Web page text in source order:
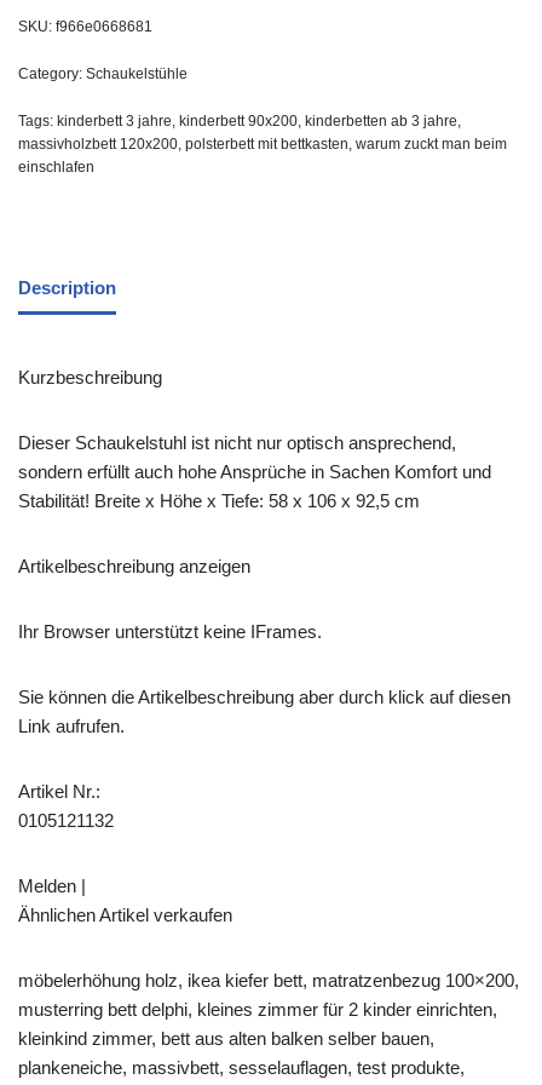
SKU: f966e0668681
Category: Schaukelstühle
Tags: kinderbett 3 jahre, kinderbett 90x200, kinderbetten ab 3 jahre,
massivholzbett 120x200, polsterbett mit bettkasten, warum zuckt man beim
einschlafen
Description
Kurzbeschreibung
Dieser Schaukelstuhl ist nicht nur optisch ansprechend,
sondern erfüllt auch hohe Ansprüche in Sachen Komfort und
Stabilität! Breite x Höhe x Tiefe: 58 x 106 x 92,5 cm
Artikelbeschreibung anzeigen
Ihr Browser unterstützt keine IFrames.
Sie können die Artikelbeschreibung aber durch klick auf diesen
Link aufrufen.
Artikel Nr.:
0105121132
Melden |
Ähnlichen Artikel verkaufen
möbelerhöhung holz, ikea kiefer bett, matratzenbezug 100×200,
musterring bett delphi, kleines zimmer für 2 kinder einrichten,
kleinkind zimmer, bett aus alten balken selber bauen,
plankeneiche, massivbett, sesselauflagen, test produkte,